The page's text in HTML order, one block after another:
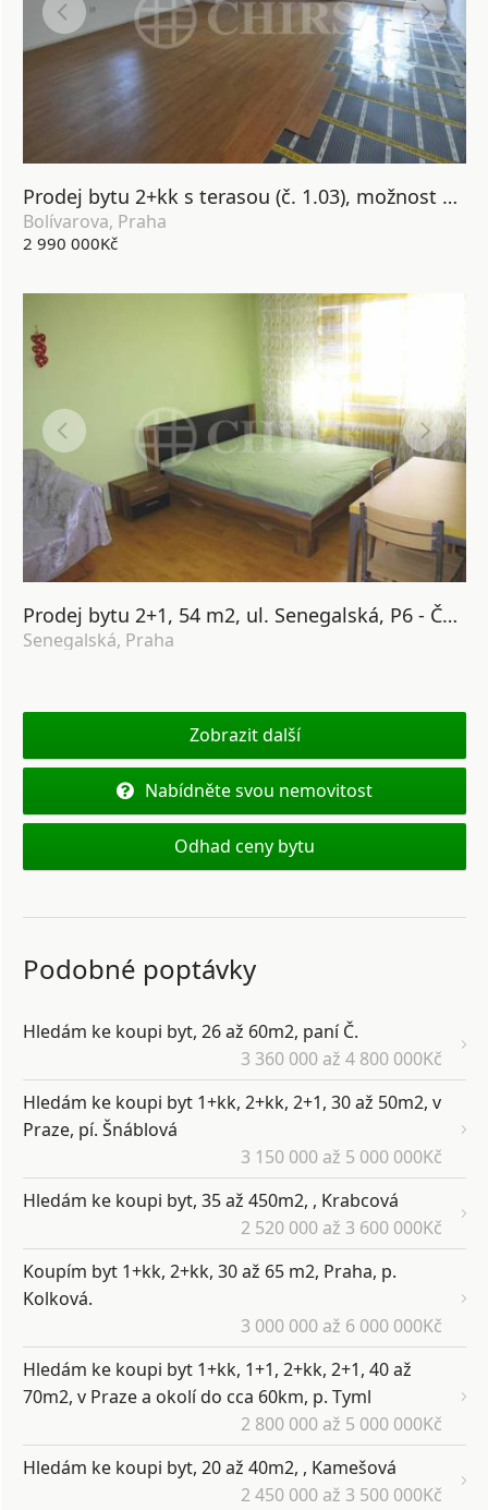
Prodej bytu 2+kk s terasou (č. 1.03), možnost dokoupit garáž. stání, 67 m2, ul. Bolívarova, P-6 Břevnov
Bolívarova, Praha
2 990 000Kč
Prodej bytu 2+1, 54 m2, ul. Senegalská, P6 - Červený Vrch
Senegalská, Praha
Zobrazit další
Nabídněte svou nemovitost
Odhad ceny bytu
Podobné poptávky
Hledám ke koupi byt, 26 až 60m2, paní Č.
3 360 000 až 4 800 000Kč
Hledám ke koupi byt 1+kk, 2+kk, 2+1, 30 až 50m2, v
Praze, pí. Šnáblová
3 150 000 až 5 000 000Kč
Hledám ke koupi byt, 35 až 450m2, , Krabcová
2 520 000 až 3 600 000Kč
Koupím byt 1+kk, 2+kk, 30 až 65 m2, Praha, p.
Kolková.
3 000 000 až 6 000 000Kč
Hledám ke koupi byt 1+kk, 1+1, 2+kk, 2+1, 40 až
70m2, v Praze a okolí do cca 60km, p. Tyml
2 800 000 až 5 000 000Kč
Hledám ke koupi byt, 20 až 40m2, , Kamešová
2 450 000 až 3 500 000Kč